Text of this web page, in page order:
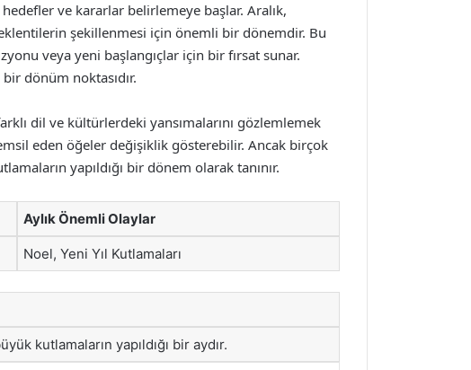
ve kararlar belirlemeye başlar. Aralık,
şekillenmesi için önemli bir dönemdir. Bu
veya yeni başlangıçlar için bir fırsat sunar.
dönüm noktasıdır.
dil ve kültürlerdeki yansımalarını gözlemlemek
eden öğeler değişiklik gösterebilir. Ancak birçok
yapıldığı bir dönem olarak tanınır.
Aylık Önemli Olaylar
Noel, Yeni Yıl Kutlamaları
kutlamaların yapıldığı bir aydır.